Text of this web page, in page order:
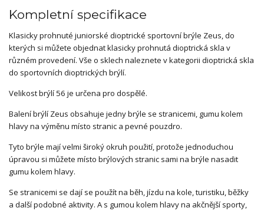
Kompletní specifikace
Klasicky prohnuté juniorské dioptrické sportovní brýle Zeus, do
kterých si můžete objednat klasicky prohnutá dioptrická skla v
různém provedení. Vše o sklech naleznete v kategorii dioptrická skla
do sportovních dioptrických brýlí.
Velikost brýlí 56 je určena pro dospělé.
Balení brýlí Zeus obsahuje jedny brýle se stranicemi, gumu kolem
hlavy na výměnu místo stranic a pevné pouzdro.
Tyto brýle mají velmi široký okruh použití, protože jednoduchou
úpravou si můžete místo brýlových stranic sami na brýle nasadit
gumu kolem hlavy.
Se stranicemi se dají se použít na běh, jízdu na kole, turistiku, běžky
a další podobné aktivity. A s gumou kolem hlavy na akčnější sporty,